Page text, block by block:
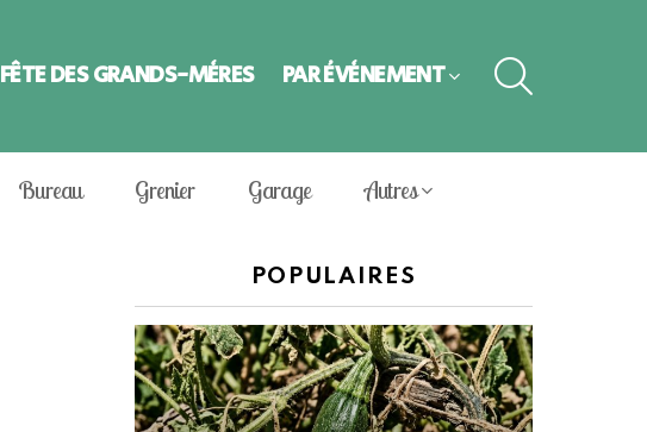
FÊTE DES GRANDS-MÈRES PAR ÉVÈNEMENT
Bureau Grenier Garage Autres
POPULAIRES